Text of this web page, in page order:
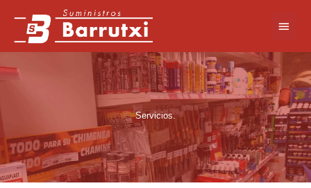
contenido
Menú
Servicios.​